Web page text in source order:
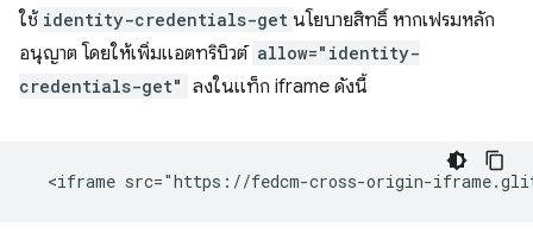
ใช้ identity-credentials-get นโยบายสิทธิ์ หากเฟรมหลัก
อนุญาต โดยให้เพิ่มแอตทริบิวต์ allow="identity-
credentials-get" ลงในแท็ก iframe ดังนี้